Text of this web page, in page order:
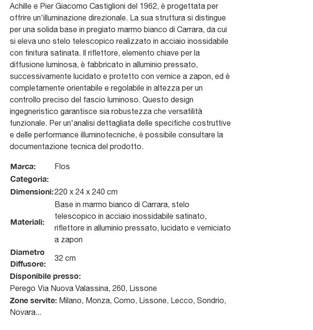
Achille e Pier Giacomo Castiglioni del 1962, è progettata per
offrire un'illuminazione direzionale. La sua struttura si distingue
per una solida base in pregiato marmo bianco di Carrara, da cui
si eleva uno stelo telescopico realizzato in acciaio inossidabile
con finitura satinata. Il riflettore, elemento chiave per la
diffusione luminosa, è fabbricato in alluminio pressato,
successivamente lucidato e protetto con vernice a zapon, ed è
completamente orientabile e regolabile in altezza per un
controllo preciso del fascio luminoso. Questo design
ingegneristico garantisce sia robustezza che versatilità
funzionale. Per un'analisi dettagliata delle specifiche costruttive
e delle performance illuminotecniche, è possibile consultare la
documentazione tecnica del prodotto.
Marca: Flos
Categoria:
Dimensioni:220 x 24 x 240 cm
Materiali:
Base in marmo bianco di Carrara, stelo
telescopico in acciaio inossidabile satinato,
riflettore in alluminio pressato, lucidato e verniciato
a zapon
Diametro
Diffusore:
32 cm
Disponibile presso:
Perego Via Nuova Valassina, 260, Lissone
Zone servite: Milano, Monza, Como, Lissone, Lecco, Sondrio,
Novara...